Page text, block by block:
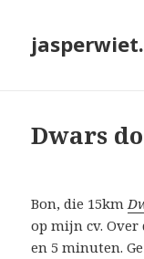
Dwars
Bon, die 15km
op mijn cv. Over
en 5 minuten.